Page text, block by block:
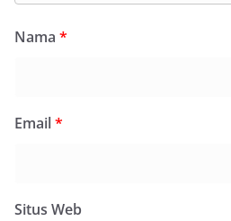
Nama *
Email*
Situs Web